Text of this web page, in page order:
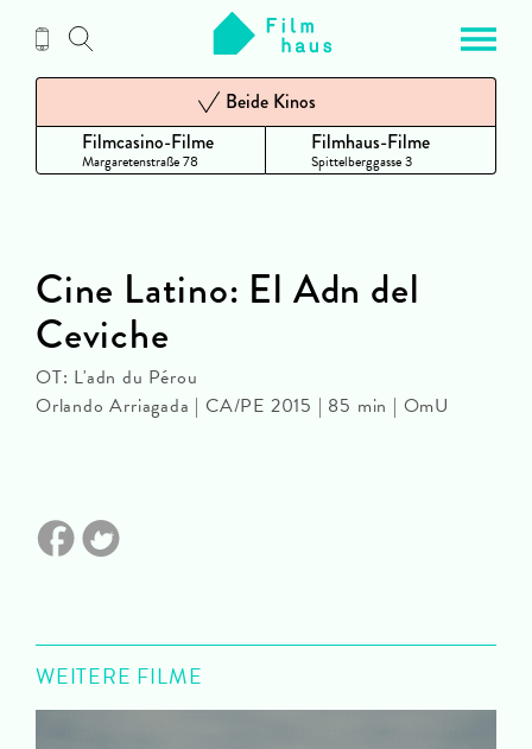
Inhalt
Filmcasino-Filme
Margaretenstraße 78
Beide Kinos
Filmhaus-Filme
Spittelberggasse 3
Cine Latino: El Adn del
Ceviche
OT: L'adn du Pérou
Orlando Arriagada | CA/PE 2015 | 85 min | OmU
WEITERE FILME